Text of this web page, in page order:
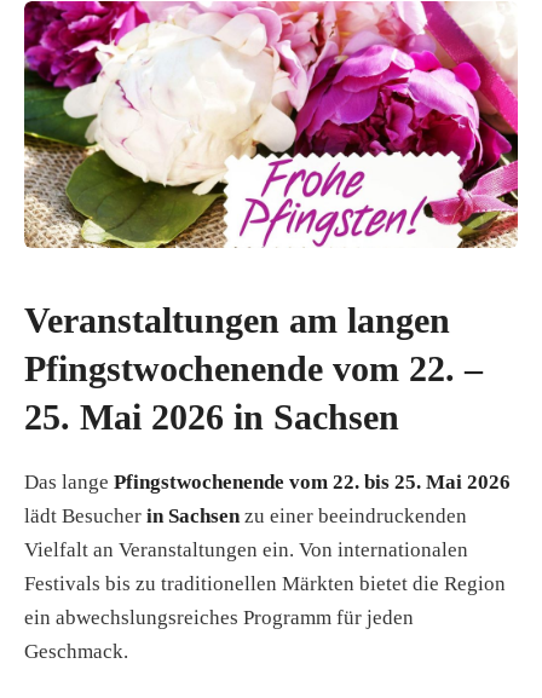
Veranstaltungen am langen
Pfingstwochenende vom 22. –
25. Mai 2026 in Sachsen
Das lange Pfingstwochenende vom 22. bis 25. Mai 2026
lädt Besucher in Sachsen zu einer beeindruckenden
Vielfalt an Veranstaltungen ein. Von internationalen
Festivals bis zu traditionellen Märkten bietet die Region
ein abwechslungsreiches Programm für jeden
Geschmack.